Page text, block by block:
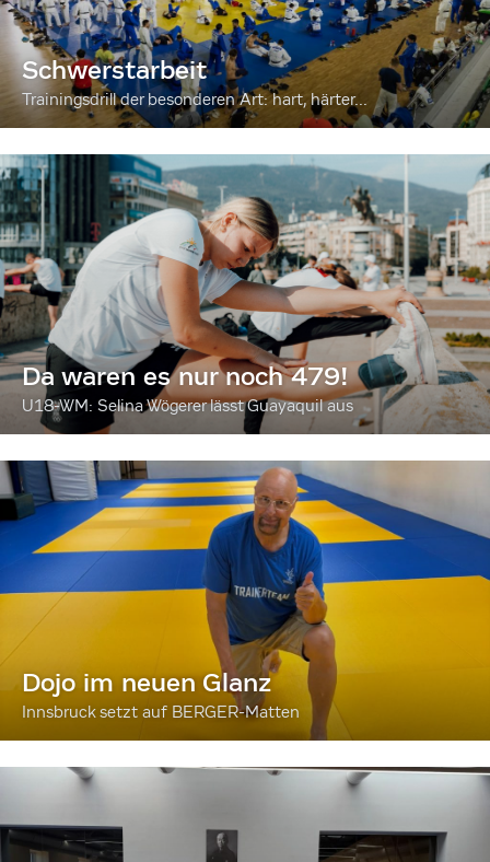
Schwerstarbeit
Trainingsdrill der besonderen Art: hart, härter...
Da waren es nur noch 479!
U18-WM: Selina Wögerer lässt Guayaquil aus
Dojo im neuen Glanz
Innsbruck setzt auf BERGER-Matten